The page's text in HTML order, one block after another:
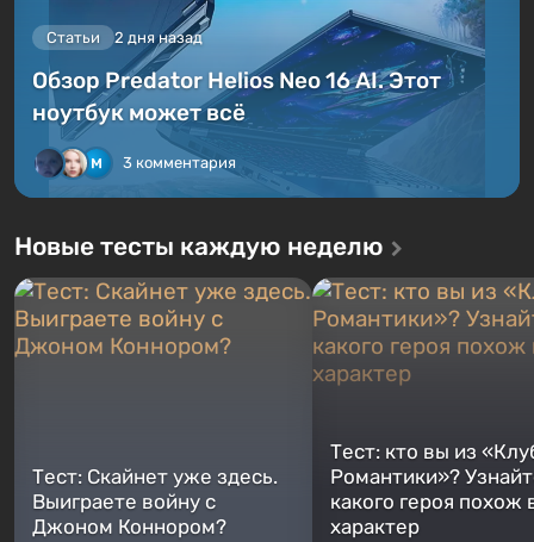
Статьи 2 дня назад
Обзор Predator Helios Neo 16 AI. Этот
ноутбук может всё
3 комментария
Новые тесты каждую неделю
Тест: Скайнет уже здесь.
Выиграете войну с
Джоном Коннором?
Тест: кто вы из
Романтики»?
какого героя похож
характер